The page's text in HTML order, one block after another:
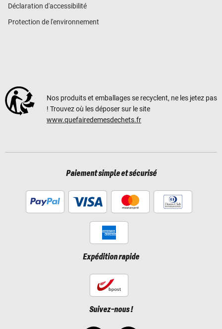
Déclaration d'accessibilité
Protection de l'environnement
Nos produits et emballages se recyclent, ne les jetez pas
! Trouvez où les déposer sur le site
www.quefairedemesdechets.fr
Paiement simple et sécurisé
Expédition rapide
Suivez-nous !